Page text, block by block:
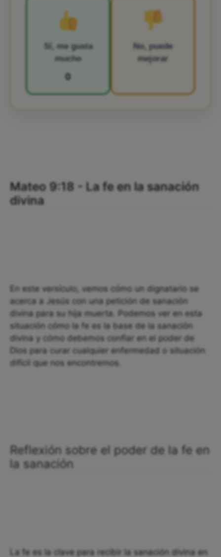
Sí, me gusta
mucho
0
No, puede
mejorar
Mateo 9:18 - La fe en la sanación
divina
En este versículo, vemos cómo un dignatario se
acerca a Jesús con una petición de sanación
divina para su hija muerta. Podemos ver en esta
situación cómo la fe es la base de la sanación
divina y cómo debemos confiar en el poder de
Dios para curar cualquier enfermedad o situación
difícil que nos encontremos.
Reflexión sobre el poder de la fe en
la sanación
La fe es la clave para recibir la sanación divina en